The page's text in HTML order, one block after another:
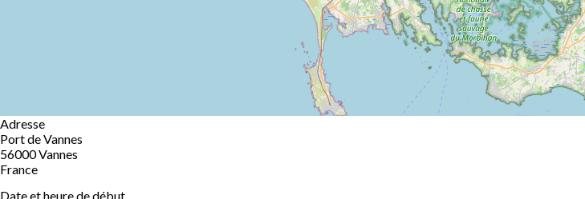
Adresse
Port de Vannes
56000Vannes
France
Date et heure de début